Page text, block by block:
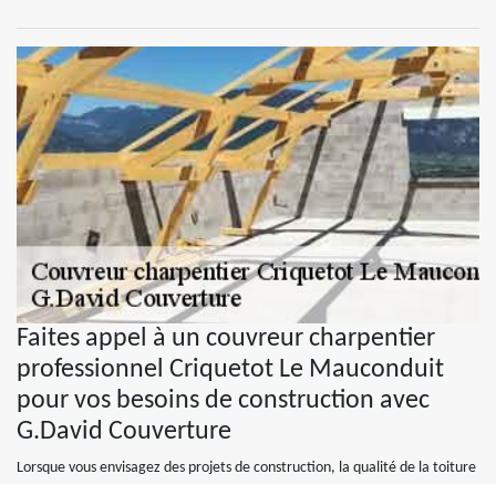
Faites appel à un couvreur charpentier
professionnel Criquetot Le Mauconduit
pour vos besoins de construction avec
G.David Couverture
Lorsque vous envisagez des projets de construction, la qualité de la toiture